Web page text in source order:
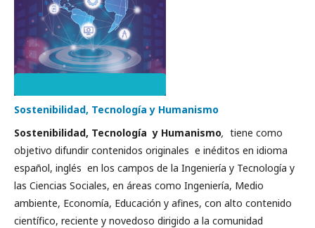
Sostenibilidad, Tecnología y Humanismo
Sostenibilidad, Tecnología y Humanismo, tiene como
objetivo difundir contenidos originales e inéditos en idioma
español, inglés en los campos de la Ingeniería y Tecnología y
las Ciencias Sociales, en áreas como Ingeniería, Medio
ambiente, Economía, Educación y afines, con alto contenido
científico, reciente y novedoso dirigido a la comunidad